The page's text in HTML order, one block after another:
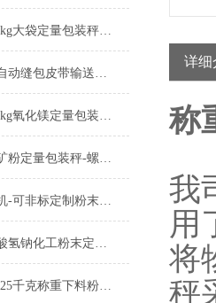
粉末物料10-25kg大袋定量包装秤产品简介
粉末物料大袋自动缝包皮带输送定量包装秤产品简介
粉末防爆15-50kg氧化镁定量包装秤工厂生产
粉末25kg防爆矿粉定量包装秤-螺旋下料包装机厂家
化工粉料吨包机-可非标定制粉末定量包装秤厂家
大袋25千克碳酸氢钠化工粉末定量包装秤厂家
皮带式豆粉10-25千克称重下料粉末定量包装秤厂家
详细
称
我
用
将
秤